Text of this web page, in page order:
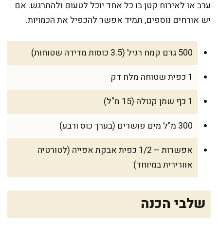
ערב או לאירוח קטן בו כל אחד יוכל לטעום ולהתרגש. אם
יש אורחים נוספים, תמיד אפשר להכפיל את הכמויות.
500 גרם קמח רגיל (3.5 כוסות מדידה שטוחות)
1 כפית שטוחה מלח דק
1 כף שמן קנולה (15 מ"ל)
300 מ"ל מים פושרים (בערך כוס ורבע)
אפשרות – 1/2 כפית אבקת אפייה (לטורטיה
אוורירית במיוחד)
שלבי הכנה